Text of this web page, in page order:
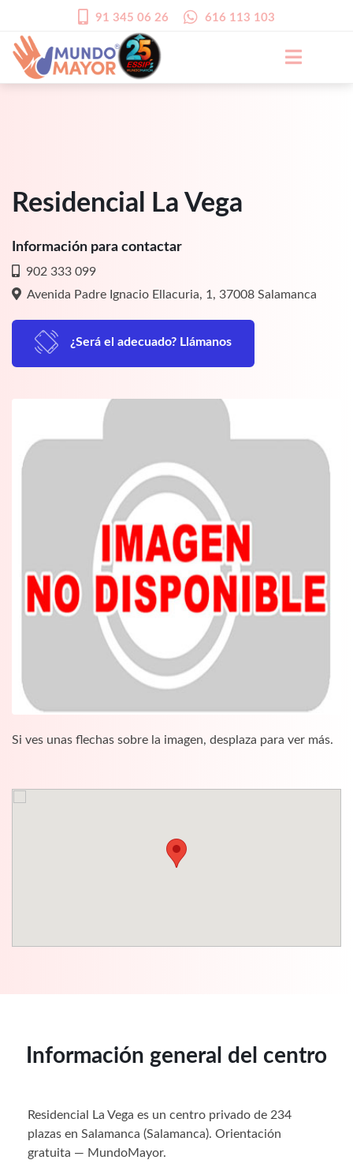
91 345 06 26 616 113 103
Residencial La Vega
Información para contactar
902 333 099
Avenida Padre Ignacio Ellacuria, 1, 37008 Salamanca
¿Será el adecuado? Llámanos
Si ves unas flechas sobre la imagen, desplaza para ver más.
Información general del centro
Residencial La Vega es un centro privado de 234
plazas en Salamanca (Salamanca). Orientación
gratuita — MundoMayor.